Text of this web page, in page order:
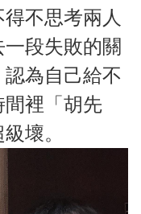
不思考兩人
段失敗的關
為自己給不
裡「胡先
壞。